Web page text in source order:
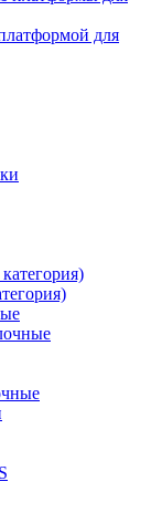
для